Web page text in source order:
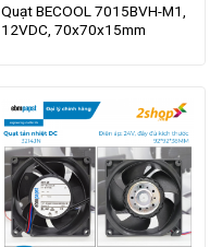
Quạt BECOOL 7015BVH-M1,
12VDC, 70x70x15mm